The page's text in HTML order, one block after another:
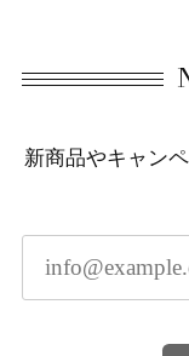
新商品やキャン